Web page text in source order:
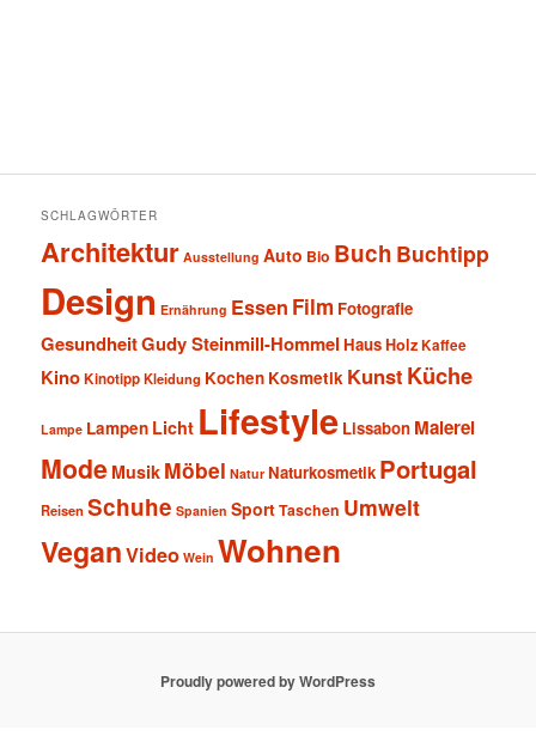
SCHLAGWÖRTER
Architektur Ausstellung Auto Bio Buch Buchtipp
Design Ernährung Essen Film Fotografie
GesundheitGudy Steinmill-Hommel HausHolzKaffee
KinoKinotippKleidung Kochen Kosmetik Kunst Küche
Lampe Lampen Licht Lifestyle Lissabon Malerei
Mode Musik Möbel Natur Naturkosmetik Portugal
ReisenSchuhe Spanien SportTaschen Umwelt
VeganVideo Wein Wohnen
Proudly powered by WordPress